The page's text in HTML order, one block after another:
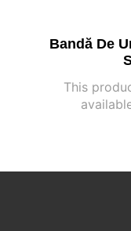
Bandă De
This